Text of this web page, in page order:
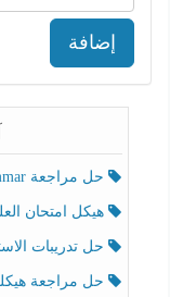
إضافة
حل مراجعة Grammar اللغة الإنجليزية الصف الخامس الفصل الثالث
هيكل امتحان العلوم
حل تدريبات الاستعداد
حل مراجعة هيكلة